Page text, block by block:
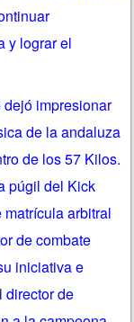
y lograr el
dejó impresionar
de la andaluza
de los 57 Kilos.
púgil del Kick
arbitral
de combate
iniciativa e
director de